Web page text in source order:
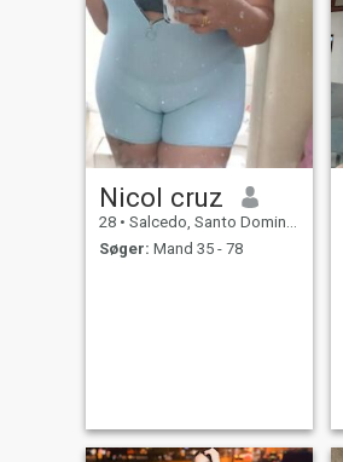
Nicol cruz
28 • Salcedo, Santo Domingo, DR Dominikanske
Søger: Mand 35 - 78